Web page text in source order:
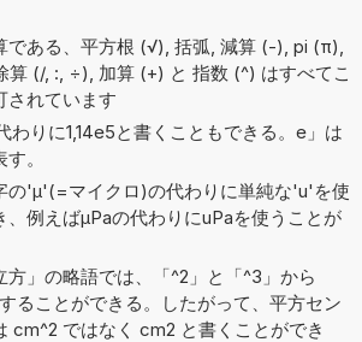
である、平方根 (√), 括弧, 減算 (-), pi (π),
算 (/, :, ÷), 加算 (+) と 指数 (^) はすべてこ
されています
わりに1,14e5と書くこともできる。e」は
。
の'μ'(=マイクロ)の代わりに単純な'u'を使
、例えばµPaの代わりにuPaを使うことが
方」の略語では、「^2」と「^3」から
することができる。したがって、平方セン
cm^2 ではなく cm2 と書くことができ